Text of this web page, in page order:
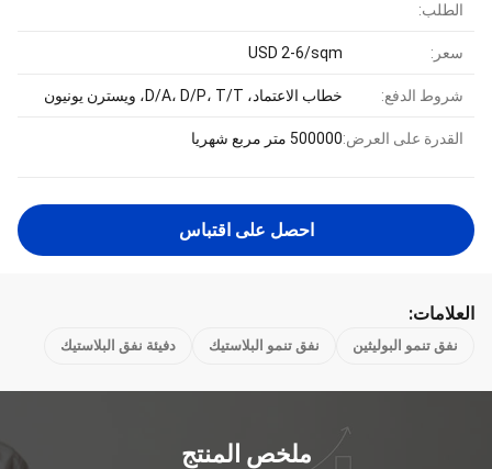
الطلب:
سعر: USD 2-6/sqm
شروط الدفع: خطاب الاعتماد، D/A، D/P، T/T، ويسترن يونيون
القدرة على العرض:500000 متر مربع شهريا
احصل على اقتباس
العلامات:
نفق تنمو البوليثين نفق تنمو البلاستيك دفيئة نفق البلاستيك
ملخص المنتج